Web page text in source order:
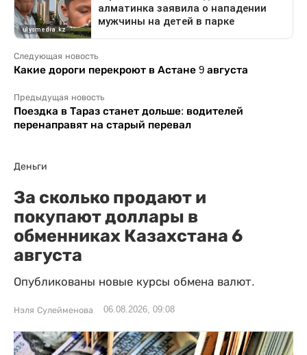
Следующая новость
Какие дороги перекроют в Астане 9 августа
Предыдущая новость
Поездка в Тараз станет дольше: водителей
перенаправят на старый перевал
Деньги
За сколько продают и
покупают доллары в
обменниках Казахстана 6
августа
Опубликованы новые курсы обмена валют.
Нэля Сулейменова 06.08.2026, 09:08